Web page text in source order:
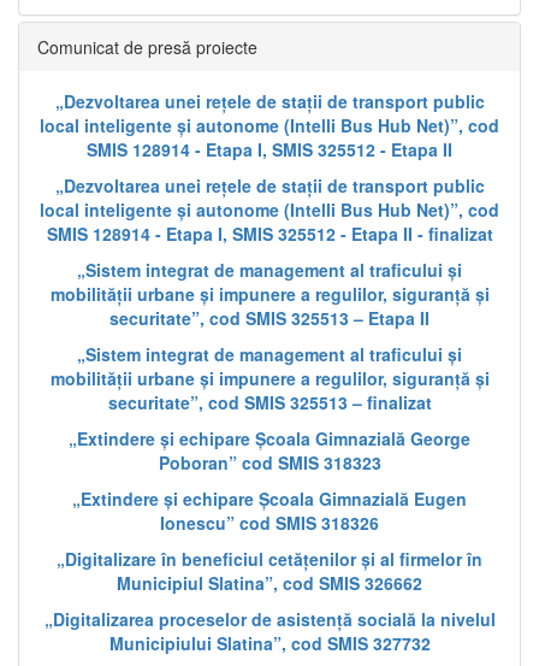
Comunicat de presă proiecte
„Dezvoltarea unei rețele de stații de transport public
local inteligente și autonome (Intelli Bus Hub Net)”, cod
SMIS 128914 - Etapa I, SMIS 325512 - Etapa II
„Dezvoltarea unei rețele de stații de transport public
local inteligente și autonome (Intelli Bus Hub Net)”, cod
SMIS 128914 - Etapa I, SMIS 325512 - Etapa II - finalizat
„Sistem integrat de management al traficului și
mobilității urbane și impunere a regulilor, siguranță și
securitate”, cod SMIS 325513 – Etapa II
„Sistem integrat de management al traficului și
mobilității urbane și impunere a regulilor, siguranță și
securitate”, cod SMIS 325513 – finalizat
„Extindere și echipare Școala Gimnazială George
Poboran” cod SMIS 318323
„Extindere și echipare Școala Gimnazială Eugen
Ionescu” cod SMIS 318326
„Digitalizare în beneficiul cetățenilor și al firmelor în
Municipiul Slatina”, cod SMIS 326662
„Digitalizarea proceselor de asistență socială la nivelul
Municipiului Slatina”, cod SMIS 327732